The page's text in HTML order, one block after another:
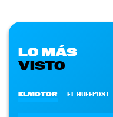
LO MÁS
VISTO
ELMOTOR EL HUFFPOST